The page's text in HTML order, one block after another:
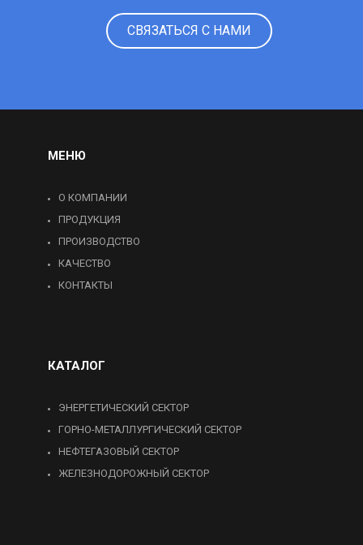
СВЯЗАТЬСЯ С НАМИ
МЕНЮ
О КОМПАНИИ
ПРОДУКЦИЯ
ПРОИЗВОДСТВО
КАЧЕСТВО
КОНТАКТЫ
КАТАЛОГ
ЭНЕРГЕТИЧЕСКИЙ СЕКТОР
ГОРНО-МЕТАЛЛУРГИЧЕСКИЙ СЕКТОР
НЕФТЕГАЗОВЫЙ СЕКТОР
ЖЕЛЕЗНОДОРОЖНЫЙ СЕКТОР